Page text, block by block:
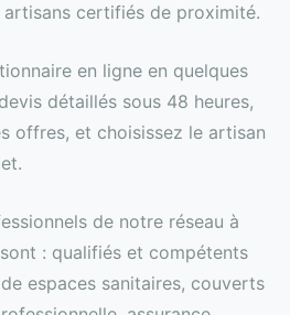
certifiés de proximité.
en ligne en quelques
détaillés sous 48 heures,
offres, et choisissez le artisan
de notre réseau à
sont : qualifiés et compétents
espaces sanitaires, couverts